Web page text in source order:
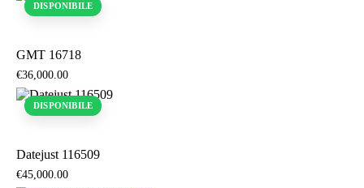
DISPONIBILE
GMT 16718
€36,000.00
DISPONIBILE
Datejust 116509
€45,000 00